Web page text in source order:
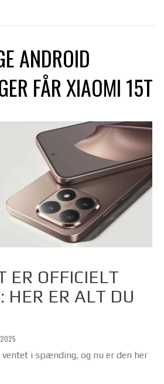
ANDROID
FÅR XIAOMI 15T
ER OFFICIELT
HER ER ALT DU
2025
i spænding, og nu er den her